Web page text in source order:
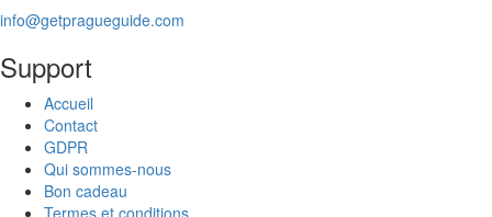
info@getpragueguide.com
Support
Accueil
Contact
GDPR
Qui sommes-nous
Bon cadeau